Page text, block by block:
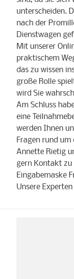
unterscheiden.
nach der
Dienstwagen
Mit unserer
praktischem
das zu wissen
große Rolle
wird Sie
Am Schluss
eine
werden Ihnen
Fragen rund
Annette Rietig
gern Kontakt
Eingabemaske
Unsere